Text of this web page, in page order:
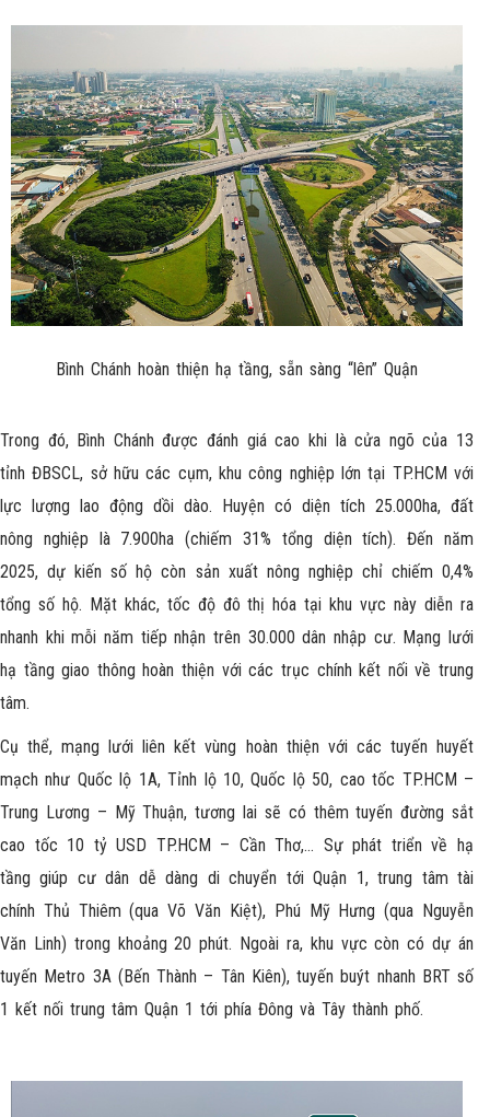
Bình Chánh hoàn thiện hạ tầng, sẵn sàng “lên” Quận
Trong đó, Bình Chánh được đánh giá cao khi là cửa ngõ của 13
tỉnh ĐBSCL, sở hữu các cụm, khu công nghiệp lớn tại TP.HCM với
lực lượng lao động dồi dào. Huyện có diện tích 25.000ha, đất
nông nghiệp là 7.900ha (chiếm 31% tổng diện tích). Đến năm
2025, dự kiến số hộ còn sản xuất nông nghiệp chỉ chiếm 0,4%
tổng số hộ. Mặt khác, tốc độ đô thị hóa tại khu vực này diễn ra
nhanh khi mỗi năm tiếp nhận trên 30.000 dân nhập cư. Mạng lưới
hạ tầng giao thông hoàn thiện với các trục chính kết nối về trung
tâm.
Cụ thể, mạng lưới liên kết vùng hoàn thiện với các tuyến huyết
mạch như Quốc lộ 1A, Tỉnh lộ 10, Quốc lộ 50, cao tốc TP.HCM –
Trung Lương – Mỹ Thuận, tương lai sẽ có thêm tuyến đường sắt
cao tốc 10 tỷ USD TP.HCM – Cần Thơ,… Sự phát triển về hạ
tầng giúp cư dân dễ dàng di chuyển tới Quận 1, trung tâm tài
chính Thủ Thiêm (qua Võ Văn Kiệt), Phú Mỹ Hưng (qua Nguyễn
Văn Linh) trong khoảng 20 phút. Ngoài ra, khu vực còn có dự án
tuyến Metro 3A (Bến Thành – Tân Kiên), tuyến buýt nhanh BRT số
1 kết nối trung tâm Quận 1 tới phía Đông và Tây thành phố.